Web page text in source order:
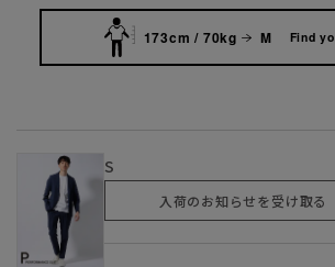
173cm / 70kg M Find
S
入荷のお知らせを受け取る